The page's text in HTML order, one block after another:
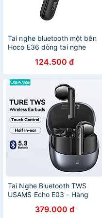
Tai nghe bluetooth một bên
Hoco E36 dòng tai nghe
rảnh tay - Hàng chính hãng
124.500 đ
Tai Nghe Bluetooth TWS
USAMS Echo E03 - Hàng
379.000 đ